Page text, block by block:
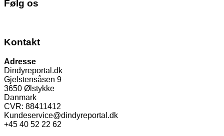
Følg os
Kontakt
Adresse
Dindyreportal.dk
Gjelstensåsen 9
3650 Ølstykke
Danmark
CVR: 88411412
Kundeservice@dindyreportal.dk
+45 40 52 22 62